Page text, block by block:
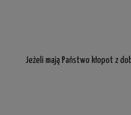
Jeżeli mają Państwo kłopot z